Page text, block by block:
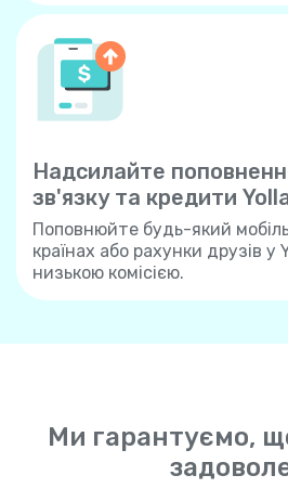
Надсилайте
зв'язку та кредити
Поповнюйте будь-який
країнах або рахунки друзів
низькою комісією.
Ми гарантуємо,